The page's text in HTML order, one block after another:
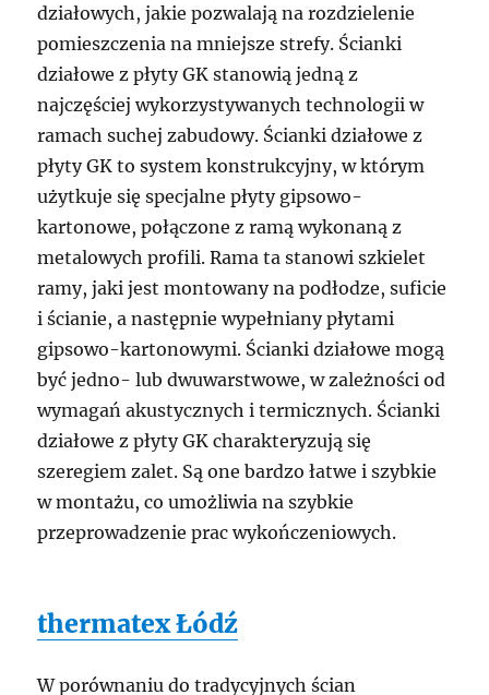
działowych, jakie pozwalają na rozdzielenie
pomieszczenia na mniejsze strefy. Ścianki
działowe z płyty GK stanowią jedną z
najczęściej wykorzystywanych technologii w
ramach suchej zabudowy. Ścianki działowe z
płyty GK to system konstrukcyjny, w którym
użytkuje się specjalne płyty gipsowo-
kartonowe, połączone z ramą wykonaną z
metalowych profili. Rama ta stanowi szkielet
ramy, jaki jest montowany na podłodze, suficie
i ścianie, a następnie wypełniany płytami
gipsowo-kartonowymi. Ścianki działowe mogą
być jedno- lub dwuwarstwowe, w zależności od
wymagań akustycznych i termicznych. Ścianki
działowe z płyty GK charakteryzują się
szeregiem zalet. Są one bardzo łatwe i szybkie
w montażu, co umożliwia na szybkie
przeprowadzenie prac wykończeniowych.
thermatex Łódź
W porównaniu do tradycyjnych ścian